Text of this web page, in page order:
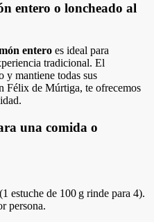
entero o loncheado al
entero es ideal para
tradicional. El
y mantiene todas sus
Félix de Múrtiga, te ofrecemos
una comida o
estuche de 100 g rinde para 4).
persona.